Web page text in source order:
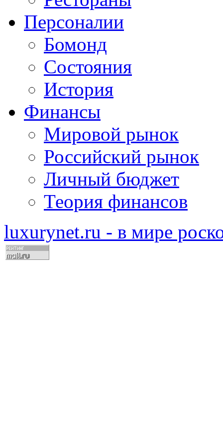
Персоналии
Бомонд
Состояния
История
Финансы
Мировой рынок
Российский рынок
Личный бюджет
Теория финансов
luxurynet.ru - в мире